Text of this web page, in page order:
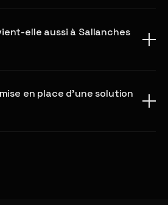
elle aussi à Sallanches
en place d'une solution